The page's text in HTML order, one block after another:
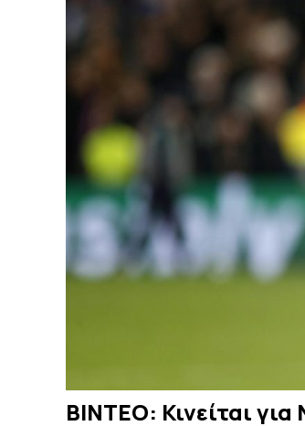
ΒΙΝΤΕΟ: Κινείται